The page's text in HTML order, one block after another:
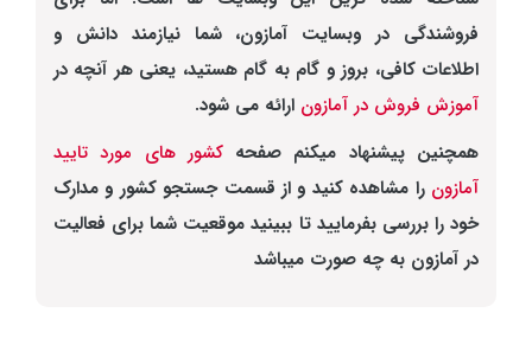
فروشندگی در وبسایت آمازون، شما نیازمند دانش و
اطلاعات کافی، بروز و گام به گام هستید، یعنی هر آنچه در
آموزش فروش در آمازون ارائه می شود.
همچنین پیشنهاد میکنم صفحهکشور های مورد تایید
آمازون را مشاهده کنید و از قسمت جستجو کشور و مدارک
خود را بررسی بفرمایید تا ببینید موقعیت شما برای فعالیت
در آمازون به چه صورت میباشد